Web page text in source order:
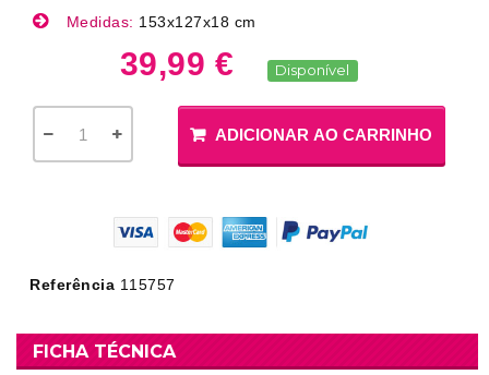
Medidas: 153x127x18 cm
39,99 € Disponível
ADICIONAR AO CARRINHO
Referência 115757
FICHA TÉCNICA